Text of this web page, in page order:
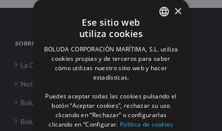
SOBRE NOSOTROS
La Corporación
Noticias
Boluda Towage
Boluda Shipping
ENGLISH
FRENCH
×
Ese sitio web
utiliza cookies
BOLUDA CORPORACIÓN MARÍTIMA, S.L. utiliza
cookies propias y de terceros para saber
cómo utilizas nuestro sitio web y hacer
estadísticas.
Puedes aceptar todas las cookies pulsando el
botón “Aceptar cookies”, rechazar su uso
clicando en “Rechazar” o configurarlas
clicando en “Configurar. Política de cookies